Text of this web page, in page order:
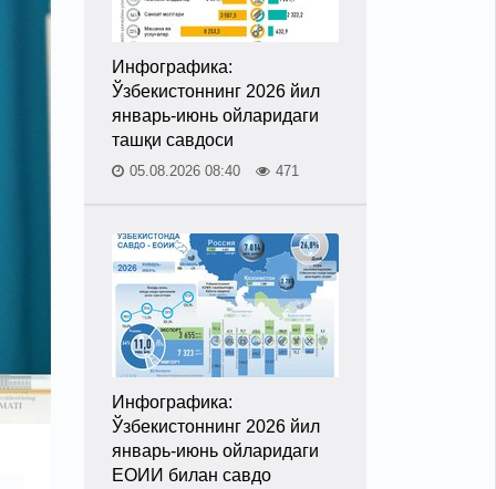
Инфографика:
Ўзбекистоннинг 2026 йил
январь-июнь ойларидаги
ташқи савдоси
05.08.2026 08:40 471
Инфографика:
Ўзбекистоннинг 2026 йил
январь-июнь ойларидаги
ЕОИИ билан савдо